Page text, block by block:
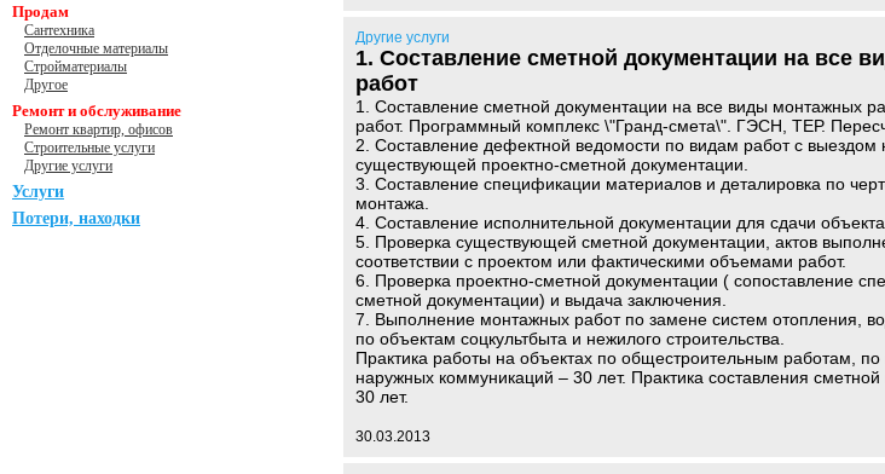
Продам
Сантехника
Отделочные материалы
Стройматериалы
Другое
Ремонт и обслуживание
Ремонт квартир, офисов
Строительные услуги
Другие услуги
Услуги
Потери, находки
Другие услуги
1. Составление сметной документации на все
работ
1. Составление сметной документации на все виды монтажных
работ. Программный комплекс \"Гранд-смета\". ГЭСН, ТЕР.
2. Составление дефектной ведомости по видам работ с
существующей проектно-сметной документации.
3. Составление спецификации материалов и деталировка по
монтажа.
4. Составление исполнительной документации для сдачи объекта
5. Проверка существующей сметной документации, актов
соответствии с проектом или фактическими объемами работ.
6. Проверка проектно-сметной документации ( сопоставление
сметной документации) и выдача заключения.
7. Выполнение монтажных работ по замене систем отопления,
по объектам соцкультбыта и нежилого строительства.
Практика работы на объектах по общестроительным работам, по
наружных коммуникаций – 30 лет. Практика составления
30 лет.
30.03.2013